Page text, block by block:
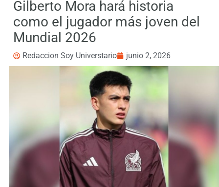
Gilberto Mora hará historia
como el jugador más joven del
Mundial 2026
Redaccion Soy Universtario junio 2, 2026